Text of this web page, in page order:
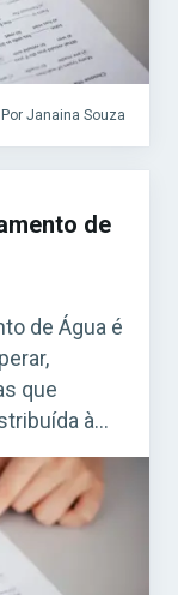
Por Janaina Souza
de
de Água é
que
à
a saúde
em
Grátis […]